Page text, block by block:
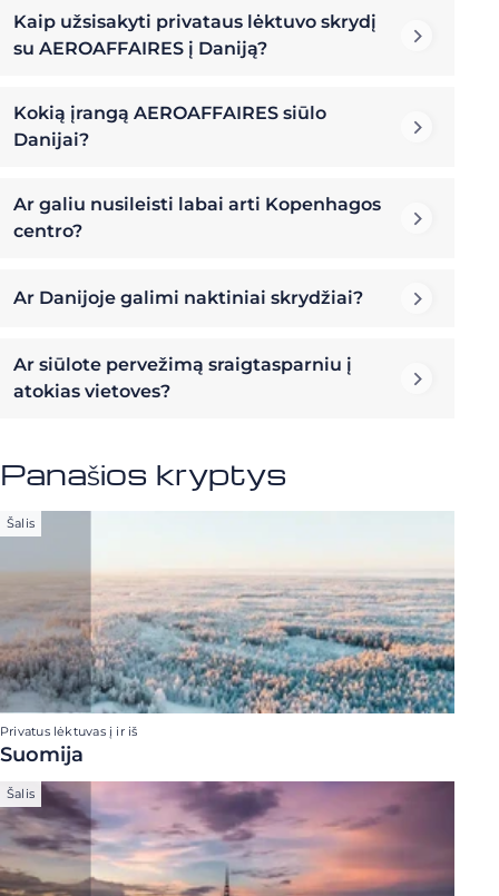
Kaip užsisakyti privataus lėktuvo skrydį
su AEROAFFAIRES į Daniją?
Kokią įrangą AEROAFFAIRES siūlo
Danijai?
Ar galiu nusileisti labai arti Kopenhagos
centro?
Ar Danijoje galimi naktiniai skrydžiai?
Ar siūlote pervežimą sraigtasparniu į
atokias vietoves?
Panašios kryptys
Šalis
Privatus lėktuvas į ir iš
Suomija
Šalis